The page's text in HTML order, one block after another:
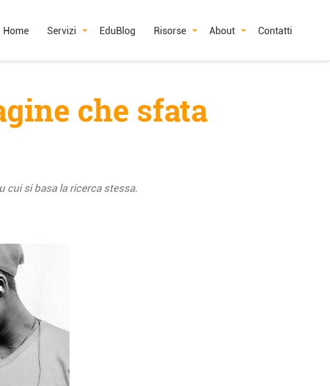
Home Servizi EduBlog Risorse About Contatti
che sfata
cui si basa la ricerca stessa.